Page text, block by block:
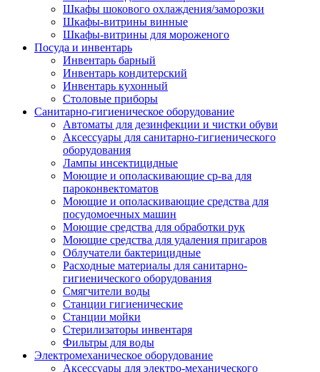
Шкафы шокового охлаждения/заморозки
Шкафы-витрины винные
Шкафы-витрины для мороженого
Посуда и инвентарь
Инвентарь барный
Инвентарь кондитерский
Инвентарь кухонный
Столовые приборы
Санитарно-гигиеническое оборудование
Автоматы для дезинфекции и чистки обуви
Аксессуары для санитарно-гигиенического
оборудования
Лампы инсектицидные
Моющие и ополаскивающие ср-ва для
пароконвектоматов
Моющие и ополаскивающие средства для
посудомоечных машин
Моющие средства для обработки рук
Моющие средства для удаления пригаров
Облучатели бактерицидные
Расходные материалы для санитарно-
гигиенического оборудования
Смягчители воды
Станции гигиенические
Станции мойки
Стерилизаторы инвентаря
Фильтры для воды
Электромеханическое оборудование
Аксессуары для электро-механического